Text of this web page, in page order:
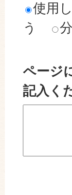
使用
う
ページ
記入く